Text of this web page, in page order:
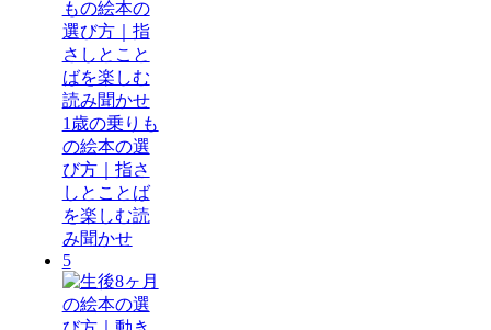
1歳の乗りも
の絵本の選
び方｜指さ
しとことば
を楽しむ読
み聞かせ
5